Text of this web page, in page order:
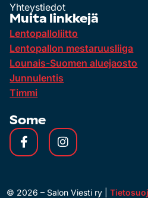
Yhteystiedot
Muita linkkejä
Lentopalloliitto
Lentopallon mestaruusliiga
Lounais-Suomen aluejaosto
Junnulentis
Timmi
Some
© 2026 – Salon Viesti ry |